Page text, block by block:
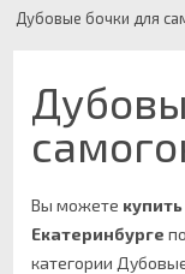
Дубовые бочки для
Вы можете
Екатеринбурге
категории